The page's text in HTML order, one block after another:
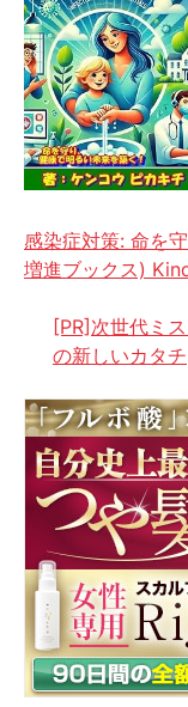
感染症対策: 命を
増進ブックス)
[PR]次世代ミ
の新しいカタチ